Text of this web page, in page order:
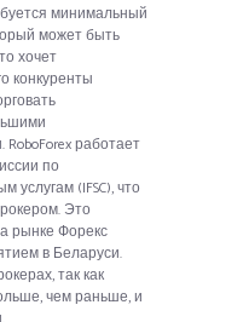
минимальный
может быть
хочет
конкуренты
работает
по
(IFSC), что
Это
рынке Форекс
в Беларуси.
так как
чем раньше, и